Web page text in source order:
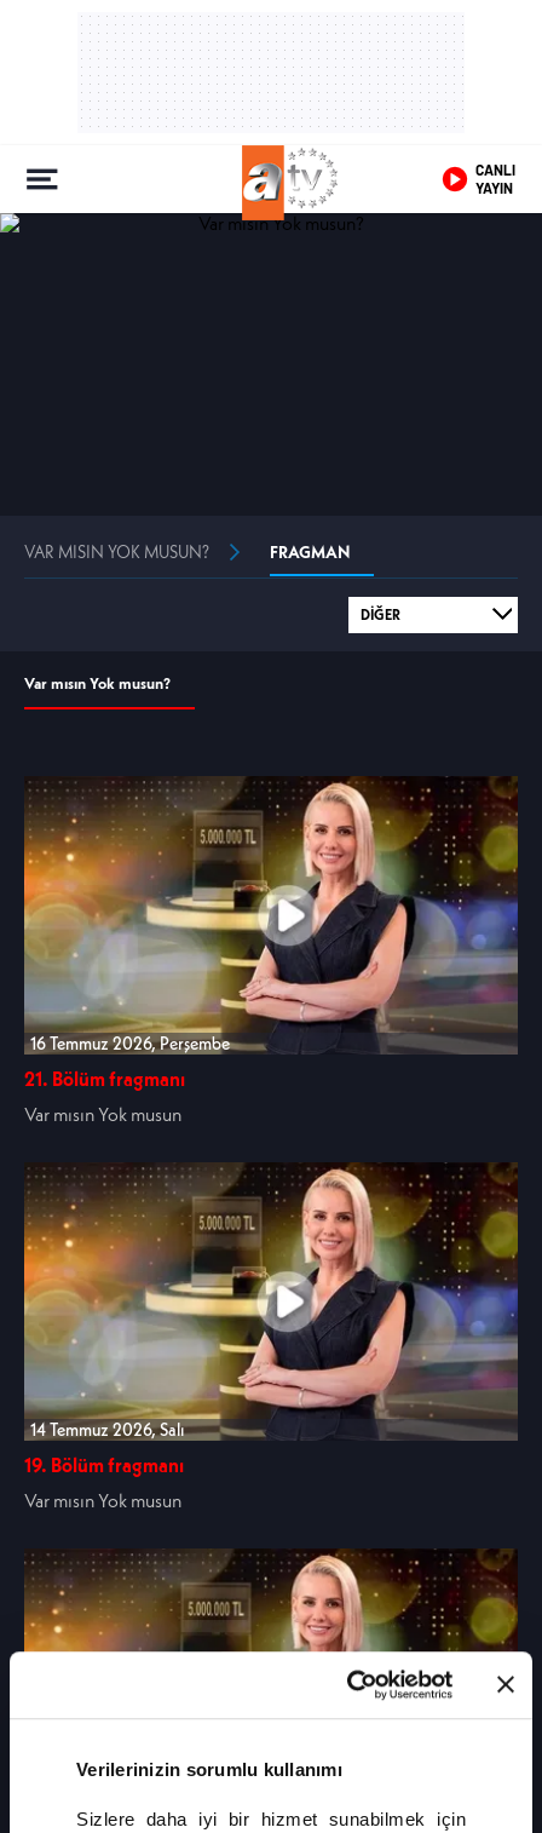
Verilerinizin sorumlu kullanımı
Sizlere daha iyi bir hizmet sunabilmek için
CANLI
YAYIN
VAR MISIN YOK MUSUN? FRAGMAN
Var mısın Yok musun?
16 Temmuz 2026, Perşembe
21. Bölüm fragmanı
Var mısın Yok musun
14 Temmuz 2026, Salı
19. Bölüm fragmanı
Var mısın Yok musun
29 Haziran 2026, Pazartesi